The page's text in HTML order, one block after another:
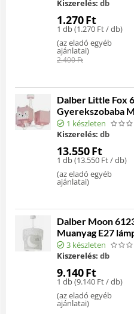
Kiszerelés: db
1.270Ft
1 db (1.270 Ft/ db)
(az eladó egyéb
ajánlatai)
2.400Ft
Dalber Little Fox
Gyerekszobaba
1 készleten
Kiszerelés: db
13.550Ft
1 db (13.550 Ft/ db)
(az eladó egyéb
ajánlatai)
Dalber Moon
Muanyag E27
3 készleten
Kiszerelés: db
9.140Ft
1 db (9.140 Ft/ db)
(az eladó egyéb
ajánlatai)